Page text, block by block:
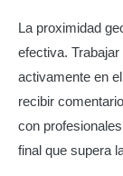
La proximidad
efectiva.
activamente en
recibir
con
final que supera